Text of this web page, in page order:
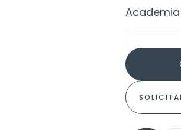
Academia